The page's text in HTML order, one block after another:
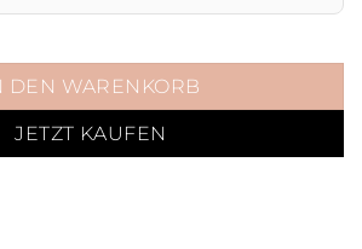
Schwarz Menge
DEN WARENKORB
JETZT KAUFEN